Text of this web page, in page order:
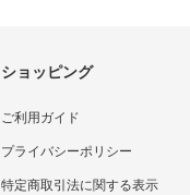
ショッピング
ご利用ガイド
プライバシーポリシー
特定商取引法に関する表示